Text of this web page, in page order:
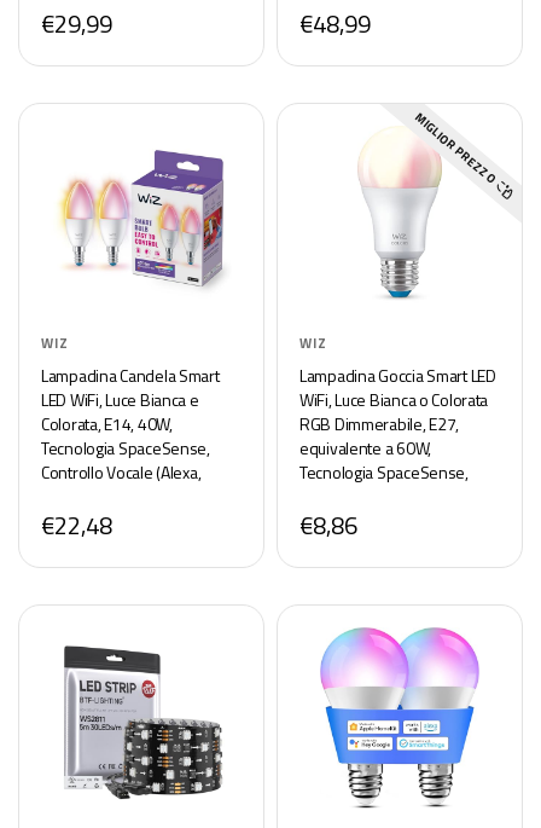
Inseguimento per la
Decorazione Casa
€29,99 €48,99
WIZ
Lampadina Candela Smart
LED WiFi, Luce Bianca e
Colorata, E14, 40W,
Tecnologia SpaceSense,
Controllo Vocale (Alexa,
Home), confezione da 2
€22,48
WIZ
Lampadina Goccia Smart LED
WiFi, Luce Bianca o Colorata
RGB Dimmerabile, E27,
equivalente a 60W,
Tecnologia SpaceSense,
Controllo Vocale (Alexa,
Apple HomeKit, Google
Home)
€8,86
MIGLIOR PREZZO